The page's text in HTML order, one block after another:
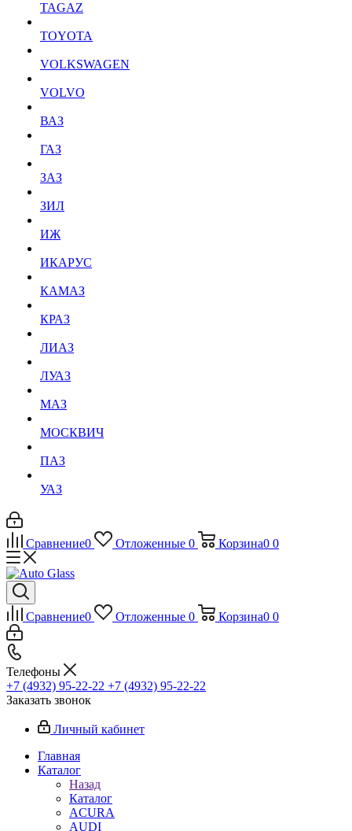
TAGAZ
TOYOTA
VOLKSWAGEN
VOLVO
ВАЗ
ГАЗ
ЗАЗ
ЗИЛ
ИЖ
ИКАРУС
КАМАЗ
КРАЗ
ЛИАЗ
ЛУАЗ
МАЗ
МОСКВИЧ
ПАЗ
УАЗ
Сравнение0 Отложенные 0 Корзина0 0
Сравнение0 Отложенные 0 Корзина0 0
Телефоны
+7 (4932) 95-22-22 +7 (4932) 95-22-22
Заказать звонок
Личный кабинет
Главная
Каталог
Назад
Каталог
ACURA
AUDI